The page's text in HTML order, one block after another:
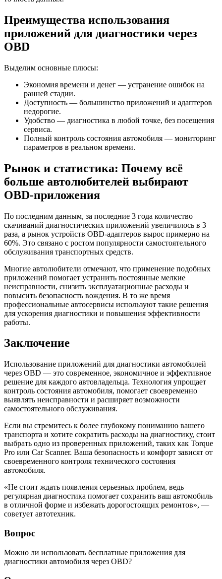
Преимущества использования
приложений для диагностики через
OBD
Выделим основные плюсы:
Экономия времени и денег — устранение ошибок на
ранней стадии.
Доступность — большинство приложений и адаптеров
недорогие.
Удобство — диагностика в любой точке, без посещения
сервиса.
Полный контроль состояния автомобиля — мониторинг
параметров в реальном времени.
Рынок и статистика: Почему всё
больше автолюбителей выбирают
OBD-приложения
По последним данным, за последние 3 года количество
скачиваний диагностических приложений увеличилось в 3
раза, а рынок устройств OBD-адаптеров вырос примерно на
60%. Это связано с ростом популярности самостоятельного
обслуживания транспортных средств.
Многие автолюбители отмечают, что применение подобных
приложений помогает устранить постоянные мелкие
неисправности, снизить эксплуатационные расходы и
повысить безопасность вождения. В то же время
профессиональные автосервисы используют такие решения
для ускорения диагностики и повышения эффективности
работы.
Заключение
Использование приложений для диагностики автомобилей
через OBD — это современное, экономичное и эффективное
решение для каждого автовладельца. Технология упрощает
контроль состояния автомобиля, помогает своевременно
выявлять неисправности и расширяет возможности
самостоятельного обслуживания.
Если вы стремитесь к более глубокому пониманию вашего
транспорта и хотите сократить расходы на диагностику, стоит
выбрать одно из проверенных приложений, таких как Torque
Pro или Car Scanner. Ваша безопасность и комфорт зависят от
своевременного контроля технического состояния
автомобиля.
«Не стоит ждать появления серьезных проблем, ведь
регулярная диагностика помогает сохранить ваш автомобиль
в отличной форме и избежать дорогостоящих ремонтов», —
советует автотехник.
Вопрос
Можно ли использовать бесплатные приложения для
диагностики автомобиля через OBD?